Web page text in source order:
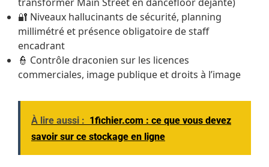
🔐 Niveaux hallucinants de sécurité, planning
millimétré et présence obligatoire de staff
encadrant
👮 Contrôle draconien sur les licences
commerciales, image publique et droits à l’image
À lire aussi : 1fichier.com : ce que vous devez
savoir sur ce stockage en ligne